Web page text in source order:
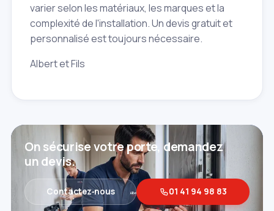
varier selon les matériaux, les marques et la
complexité de l'installation. Un devis gratuit et
personnalisé est toujours nécessaire.
Albert et Fils
On sécurise votre porte, demandez
un devis.
Contactez‑nous 01 41 94 98 83